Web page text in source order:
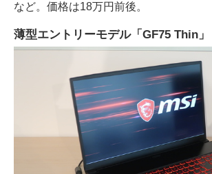
など。価格は18万円前後。
薄型エントリーモデル「GF75 Thin」